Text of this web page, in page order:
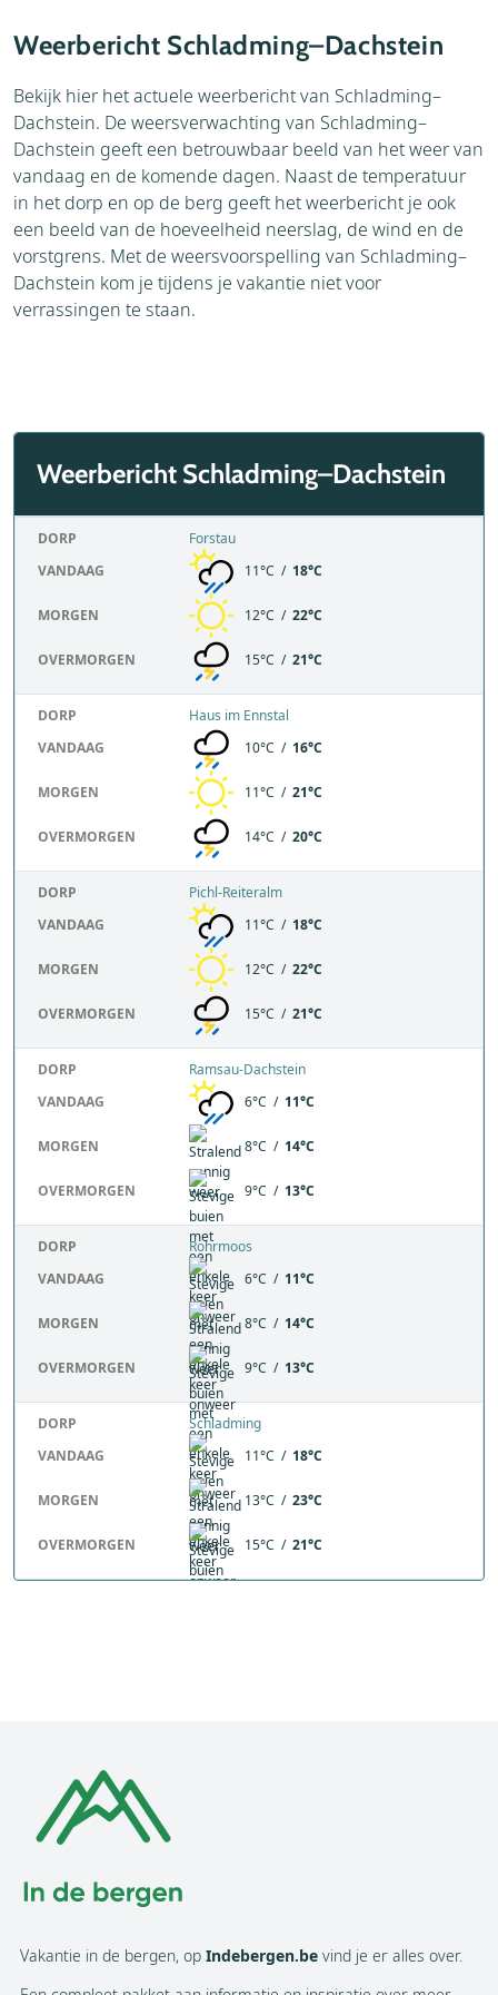
Brochure
Aanvraag
Thema's
Bezienswaardigheden
Weerbericht Schladming–Dachstein
Bekijk hier het actuele weerbericht van Schladming–
Dachstein. De weersverwachting van Schladming–
Dachstein geeft een betrouwbaar beeld van het weer van
vandaag en de komende dagen. Naast de temperatuur
in het dorp en op de berg geeft het weerbericht je ook
een beeld van de hoeveelheid neerslag, de wind en de
vorstgrens. Met de weersvoorspelling van Schladming–
Dachstein kom je tijdens je vakantie niet voor
verrassingen te staan.
Weerbericht Schladming–Dachstein
DORP
Forstau
VANDAAG
11°C / 18°C
MORGEN 12°C / 22°C
OVERMORGEN 15°C / 21°C
DORP
Haus im Ennstal
VANDAAG
10°C / 16°C
MORGEN 11°C / 21°C
OVERMORGEN 14°C / 20°C
DORP
Pichl-Reiteralm
VANDAAG
11°C / 18°C
MORGEN 12°C / 22°C
OVERMORGEN 15°C / 21°C
DORP
Ramsau-Dachstein
VANDAAG
6°C / 11°C
MORGEN 8°C / 14°C
OVERMORGEN 9°C / 13°C
DORP
Rohrmoos
VANDAAG
6°C / 11°C
MORGEN 8°C / 14°C
OVERMORGEN 9°C / 13°C
DORP
Schladming
VANDAAG
11°C / 18°C
MORGEN 13°C / 23°C
OVERMORGEN 15°C / 21°C
Vakantie in de bergen, op Indebergen.be vind je er alles over.